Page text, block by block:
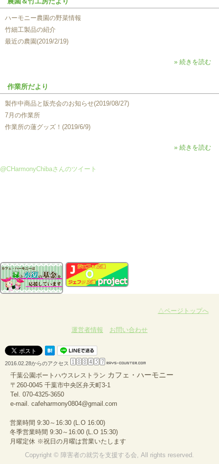
ハーモニー農園の野菜情報
竹細工製品の紹介
最近の農園(2019/2/19)
» 続きを読む
作業所だより
製作中商品と販売会のお知らせ(2019/08/27)
7月の作業所
作業所の蓮グッズ！(2019/6/9)
» 続きを読む
@CHarmonyChibaさんのツイート
△ページトップへ
運営者情報 お問い合わせ
2016.02.28からのアクセス
千葉公園ボートハウスレストラン カフェ・ハーモニー
〒260-0045 千葉市中央区弁天町3-1
Tel.070-4325-3650
e-mail.cafeharmony0804@gmail.com
営業時間 9:30～16:30 (L.O 16:00)
冬季営業時間 9:30～16:00 (L.O 15:30)
月曜定休 ※祝日の月曜は営業いたします
Copyright © 障害者の就労を支援する会, All rights reserved.